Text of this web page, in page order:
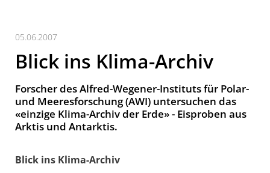
05.06.2007
Blick ins Klima-Archiv
Forscher des Alfred-Wegener-Instituts für Polar-
und Meeresforschung (AWI) untersuchen das
«einzige Klima-Archiv der Erde» - Eisproben aus
Arktis und Antarktis.
Blick ins Klima-Archiv